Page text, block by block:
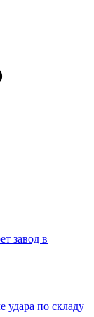
завод в
удара по складу